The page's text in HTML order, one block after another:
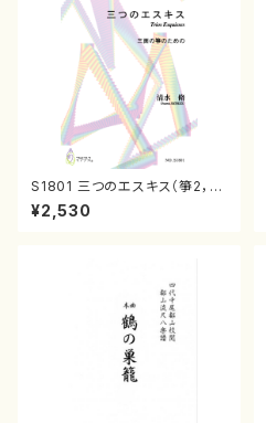
S1801 三つのエスキス（箏2，1
7/清水 脩/楽譜）
¥2,530